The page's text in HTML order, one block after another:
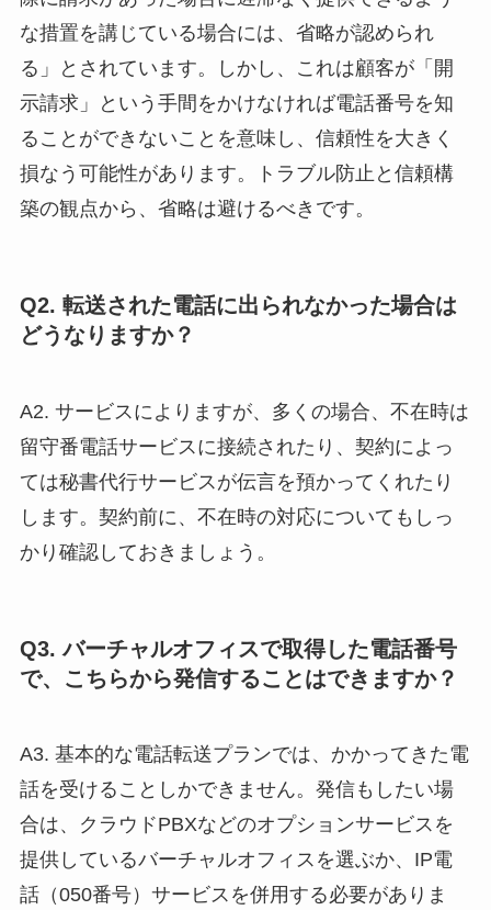
な措置を講じている場合には、省略が認められ
る」とされています。しかし、これは顧客が「開
示請求」という手間をかけなければ電話番号を知
ることができないことを意味し、信頼性を大きく
損なう可能性があります。トラブル防止と信頼構
築の観点から、省略は避けるべきです。
Q2. 転送された電話に出られなかった場合は
どうなりますか？
A2. サービスによりますが、多くの場合、不在時は
留守番電話サービスに接続されたり、契約によっ
ては秘書代行サービスが伝言を預かってくれたり
します。契約前に、不在時の対応についてもしっ
かり確認しておきましょう。
Q3. バーチャルオフィスで取得した電話番号
で、こちらから発信することはできますか？
A3. 基本的な電話転送プランでは、かかってきた電
話を受けることしかできません。発信もしたい場
合は、クラウドPBXなどのオプションサービスを
提供しているバーチャルオフィスを選ぶか、IP電
話（050番号）サービスを併用する必要がありま